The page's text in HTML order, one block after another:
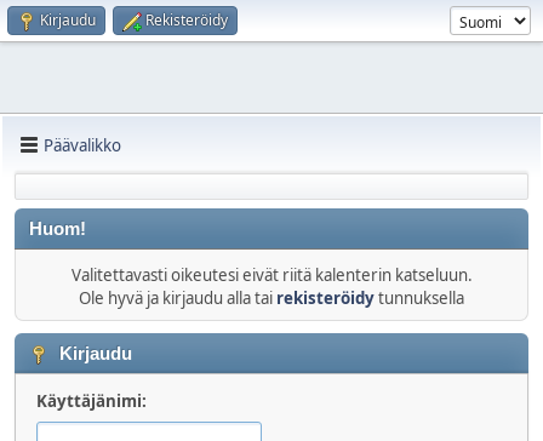
Kirjaudu Rekisteröidy
Päävalikko
Huom!
Valitettavasti oikeutesi eivät riitä kalenterin katseluun.
Ole hyvä ja kirjaudu alla tai rekisteröidytunnuksella
Kirjaudu
Käyttäjänimi: